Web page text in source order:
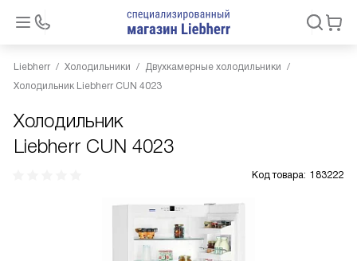
Liebherr Холодильники
Двухкамерные холодильники
Холодильник Liebherr CUN 4023
Холодильник
Liebherr CUN 4023
Код товара: 183222